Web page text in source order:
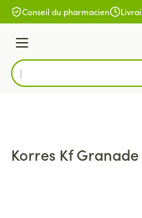
Aller au contenu
Conseil du pharmacien
Menu
Rechercher
Korres Kf